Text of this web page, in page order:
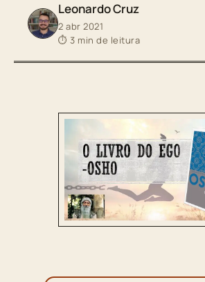
Leonardo Cruz
2 abr 2021
⏱ 3 min de leitura